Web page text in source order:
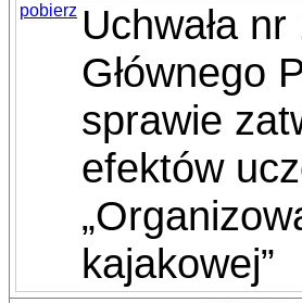
pobierz Uchwała
Głównego
sprawie
efektów
kajakowej”